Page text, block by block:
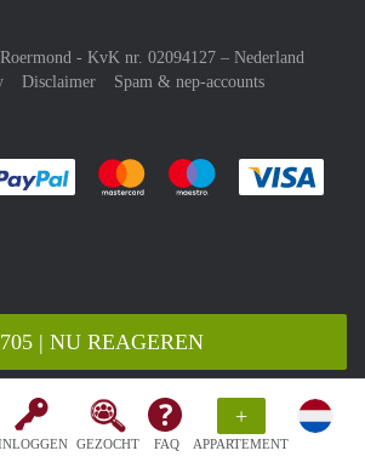
GEZOCHT FAQ
+
APPARTEMENT
€ 705 | NU REAGEREN
- KvK nr. 02094127 – Nederland
Disclaimer
Spam & nep-accounts
Je rekent gemakkelijk af met Paypal
Je rekent gemakkelijk af met
Je rekent